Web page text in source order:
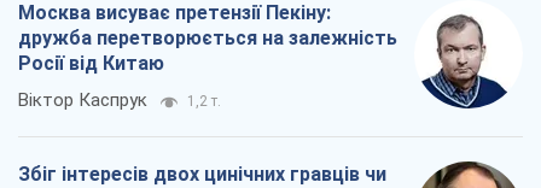
Москва висуває претензії Пекіну:
дружба перетворюється на залежність
Росії від Китаю
Віктор Каспрук 1,2 т.
Збіг інтересів двох цинічних гравців чи